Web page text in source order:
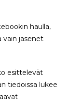
haulla,
vain jäsenet
esittelevät
tiedoissa lukee